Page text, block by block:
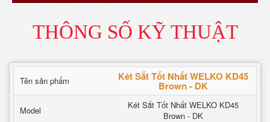
THÔNG SỐ KỸ THUẬT
Tên sản phẩm Két Sắt Tốt Nhất WELKO KD45
Brown - DK
Model
Két Sắt Tốt Nhất WELKO KD45
Brown - DK